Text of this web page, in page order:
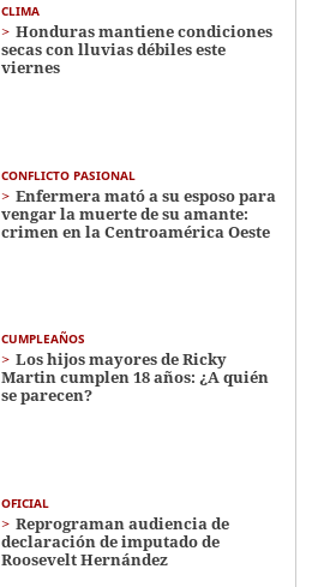
CLIMA
Honduras mantiene condiciones
secas con lluvias débiles este
viernes
CONFLICTO PASIONAL
Enfermera mató a su esposo para
vengar la muerte de su amante:
crimen en la Centroamérica Oeste
CUMPLEAÑOS
Los hijos mayores de Ricky
Martin cumplen 18 años: ¿A quién
se parecen?
OFICIAL
Reprograman audiencia de
declaración de imputado de
Roosevelt Hernández